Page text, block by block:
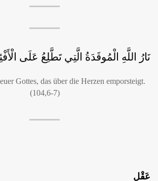
نَارُ اللَّهِ الْمُوقَدَةُ الَّتِي تَطَّلِعُ عَلَى
Gottes, das über die Herzen emporsteigt.
(104,6-7)
عَقْل